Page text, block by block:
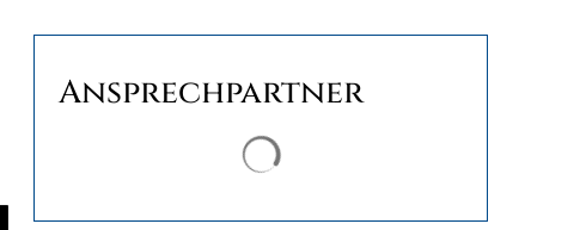
Ansprechpartner